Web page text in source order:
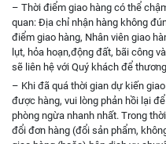
– Thời điểm giao hàng có thể
quan: Địa chỉ nhận hàng không
điểm giao hàng, Nhân viên giao
lụt, hỏa hoạn,động đất, bãi công
sẽ liên hệ với Quý khách để
– Khi đã quá thời gian dự kiến
được hàng, vui lòng phản hồi lại
phòng ngừa nhanh nhất. Trong
đổi đơn hàng (đổi sản phẩm,